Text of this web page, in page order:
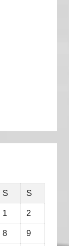
S S
1 2
8 9